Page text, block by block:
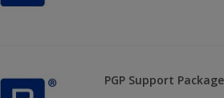
PGP Support